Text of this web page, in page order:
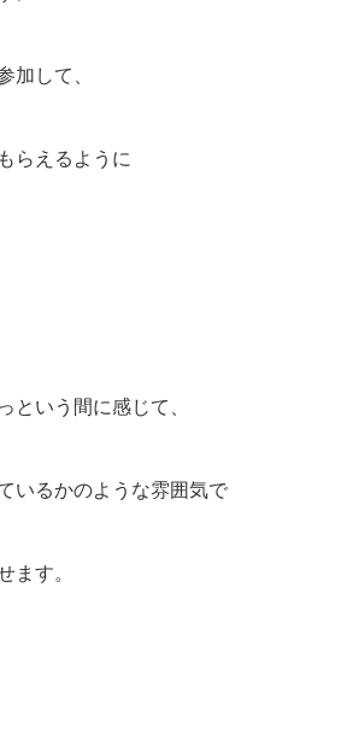
加して、
らえるように
という間に感じて、
いるかのような雰囲気で
ます。